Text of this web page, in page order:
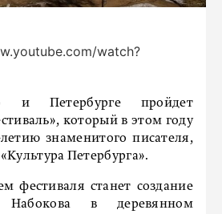
watch?
и Петербурге пройдет
который в этом году
знаменитого писателя,
Петербурга».
фестиваля станет создание
Набокова в деревянном